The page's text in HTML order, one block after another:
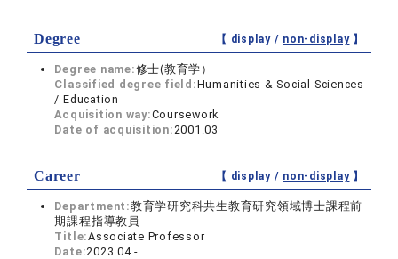
Degree 【 display / non-display】
Degree name:修士(教育学）
Classified degree field:Humanities & Social Sciences
/ Education
Acquisition way:Coursework
Date of acquisition: 2001.03
Career 【 display / non-display】
Department:教育学研究科共生教育研究領域博士課程前
期課程指導教員
Title:Associate Professor
Date:2023.04 -